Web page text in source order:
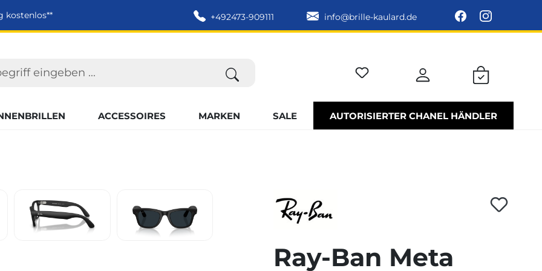
kostenlos** +492473-909111 info@brille-kaulard.de
ACCESSOIRES MARKEN SALE AUTORISIERTER CHANEL HÄNDLER
Ray-Ban Meta